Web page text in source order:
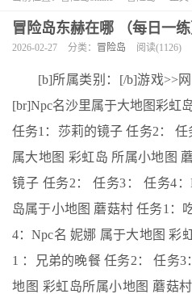
冒险岛东赫在哪 （每日一练
2026-02-27 分类： 冒险岛 阅读(1126)
[b]所属类别：[/b]游戏>>
[br]Npc名沙里属于大地图彩虹
任务1：莎莉的镜子 任务2：
属大地图 彩虹岛 所属小地图
镜子 任务2： 任务3： 任务4
岛属于小地图 蘑菇村 任务1：
4：Npc名 妮娜 属于大地图 彩
1 ：兄弟的晚餐 任务2： 任务
地图 彩虹岛所属小地图 蘑菇